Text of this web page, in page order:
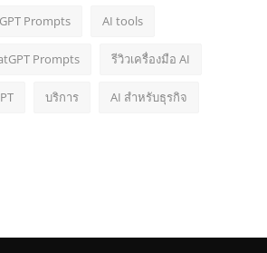
Prompts AI tools
Prompts รีวิวเครื่องมือ AI
บริการ AI สำหรับธุรกิจ